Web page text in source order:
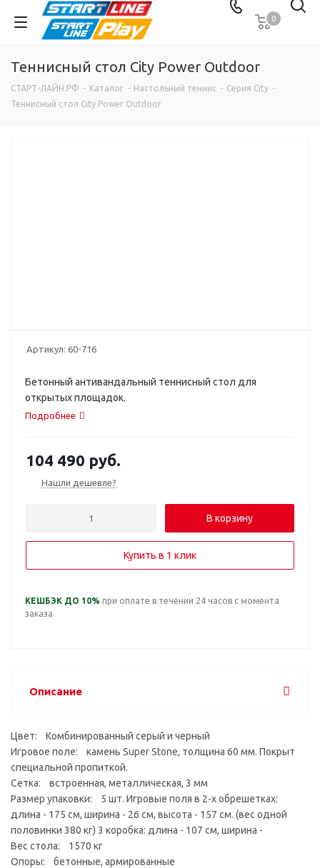
0
Теннисный стол City Power Outdoor
СТАРТ-ЛАЙН.РФ - Каталог - Настольный теннис - Серия City -
Теннисный стол City Power Outdoor
Артикул: 60-716
Бетонный антивандальный теннисный стол для
открытых площадок.
Подробнее
104 490 руб.
Нашли дешевле?
В корзину
Купить в 1 клик
КЕШБЭК ДО 10% при оплате в течении 24 часов с момента
заказа.
Описание
Цвет: Комбинированный серый и черный
Игровое поле: камень Super Stone, толщина 60 мм. Покрыт
специальной пропиткой.
Сетка: встроенная, металлическая, 3 мм
Размер упаковки: 5 шт. Игровые поля в 2-х обрешетках:
длина - 175 см, ширина - 26 см, высота - 157 см. (вес одной
половинки 380 кг) 3 коробка: длина - 107 см, ширина -
Вес стола: 1570 кг
Опоры: бетонные, армированные